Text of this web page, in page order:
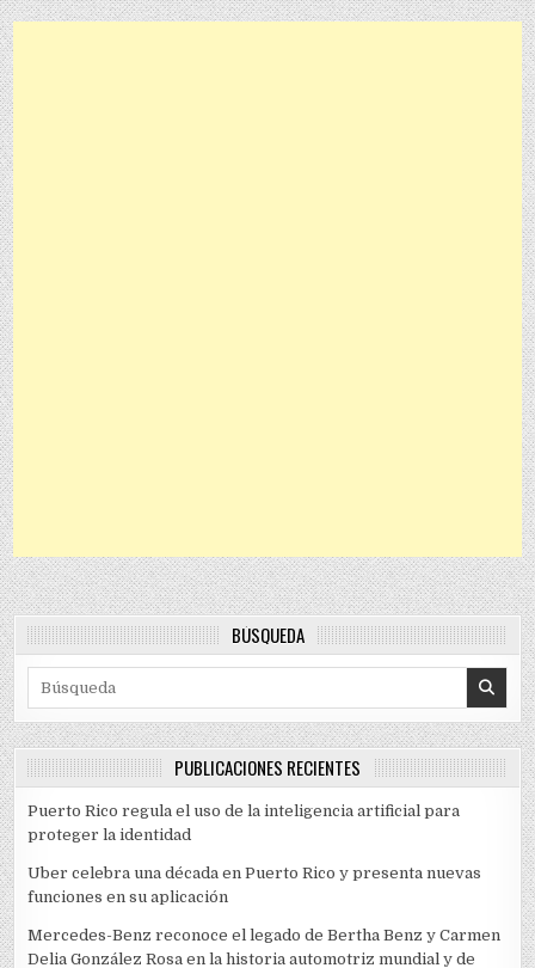
BÚSQUEDA
PUBLICACIONES RECIENTES
Puerto Rico regula el uso de la inteligencia artificial para
proteger la identidad
Uber celebra una década en Puerto Rico y presenta nuevas
funciones en su aplicación
Mercedes-Benz reconoce el legado de Bertha Benz y Carmen
Delia González Rosa en la historia automotriz mundial y de